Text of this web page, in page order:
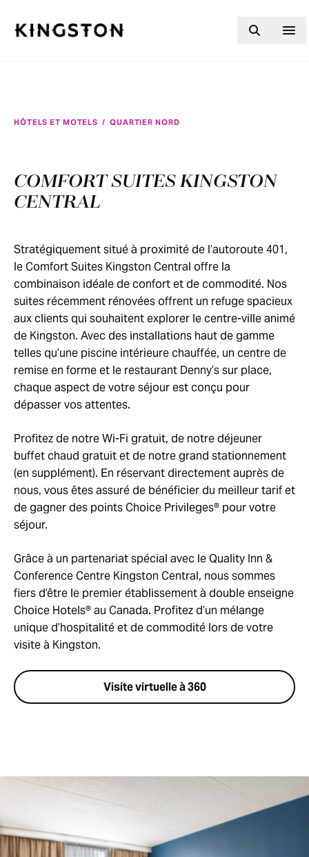
HÔTELS ET MOTELS / QUARTIER NORD
COMFORT SUITES KINGSTON
CENTRAL
Stratégiquement situé à proximité de l’autoroute 401,
le Comfort Suites Kingston Central offre la
combinaison idéale de confort et de commodité. Nos
suites récemment rénovées offrent un refuge spacieux
aux clients qui souhaitent explorer le centre-ville animé
de Kingston. Avec des installations haut de gamme
telles qu’une piscine intérieure chauffée, un centre de
remise en forme et le restaurant Denny’s sur place,
chaque aspect de votre séjour est conçu pour
dépasser vos attentes.
Profitez de notre Wi-Fi gratuit, de notre déjeuner
buffet chaud gratuit et de notre grand stationnement
(en supplément). En réservant directement auprès de
nous, vous êtes assuré de bénéficier du meilleur tarif et
de gagner des points Choice Privileges® pour votre
séjour.
Grâce à un partenariat spécial avec le Quality Inn &
Conference Centre Kingston Central, nous sommes
fiers d’être le premier établissement à double enseigne
Choice Hotels® au Canada. Profitez d’un mélange
unique d’hospitalité et de commodité lors de votre
visite à Kingston.
Visite virtuelle à 360